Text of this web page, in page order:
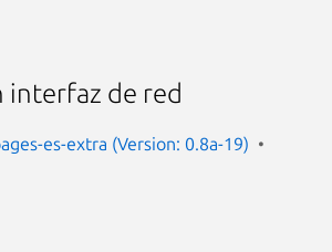
interfaz de red
es-extra (Version: 0.8a-19)